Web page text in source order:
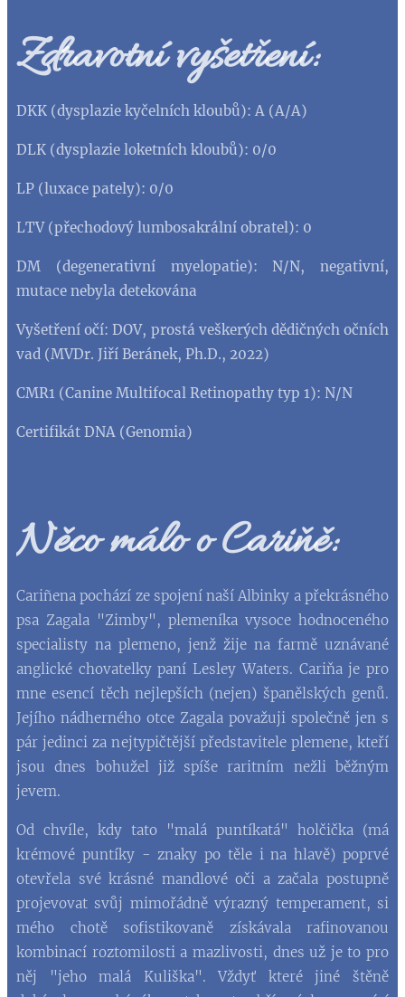
Zdravotní vyšetření:
DKK (dysplazie kyčelních kloubů): A (A/A)
DLK (dysplazie loketních kloubů): 0/0
LP (luxace pately): 0/0
LTV (přechodový lumbosakrální obratel): 0
DM (degenerativní myelopatie): N/N, negativní,
mutace nebyla detekována
Vyšetření očí: DOV, prostá veškerých dědičných očních
vad (MVDr. Jiří Beránek, Ph.D., 2022)
CMR1 (Canine Multifocal Retinopathy typ 1): N/N
Certifikát DNA (Genomia)
Něco málo o Cariňě:
Cariñena pochází ze spojení naší Albinky a překrásného
psa Zagala "Zimby", plemeníka vysoce hodnoceného
specialisty na plemeno, jenž žije na farmě uznávané
anglické chovatelky paní Lesley Waters. Cariňa je pro
mne esencí těch nejlepších (nejen) španělských genů.
Jejího nádherného otce Zagala považuji společně jen s
pár jedinci za nejtypičtější představitele plemene, kteří
jsou dnes bohužel již spíše raritním nežli běžným
jevem.
Od chvíle, kdy tato "malá puntíkatá" holčička (má
krémové puntíky - znaky po těle i na hlavě) poprvé
otevřela své krásné mandlové oči a začala postupně
projevovat svůj mimořádně výrazný temperament, si
mého chotě sofistikovaně získávala rafinovanou
kombinací roztomilosti a mazlivosti, dnes už je to pro
něj "jeho malá Kuliška". Vždyť které jiné štěně